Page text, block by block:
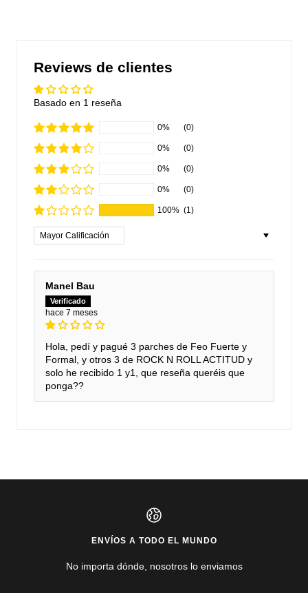
Reviews de clientes
Basado en 1 reseña
0% (0)
0% (0)
0% (0)
0% (0)
100% (1)
Sort by
Manel Bau
hace 7 meses
Hola, pedí y pagué 3 parches de Feo Fuerte y
Formal, y otros 3 de ROCK N ROLL ACTITUD y
solo he recibido 1 y1, que reseña queréis que
ponga??
ENVÍOS A TODO EL MUNDO
No importa dónde, nosotros lo enviamos